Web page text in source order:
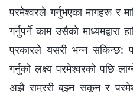
परमेश्‍वरले गर्नुभएका मागहरू र
गर्नुपर्ने काम उसैको
प्रकारले यसरी भन्न सकिन्छ:
गर्नुको लक्ष्य परमेश्‍वरको पछि
अझै राम्ररी बुझ्‍न सकून् र